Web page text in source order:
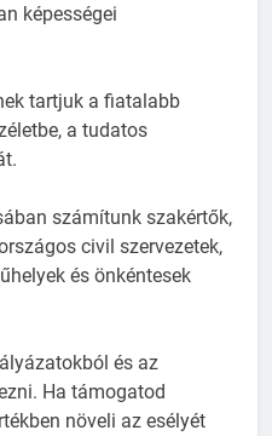
képességei
tartjuk a fiatalabb
a tudatos
számítunk szakértők,
civil szervezetek,
és önkéntesek
és az
Ha támogatod
növeli az esélyét